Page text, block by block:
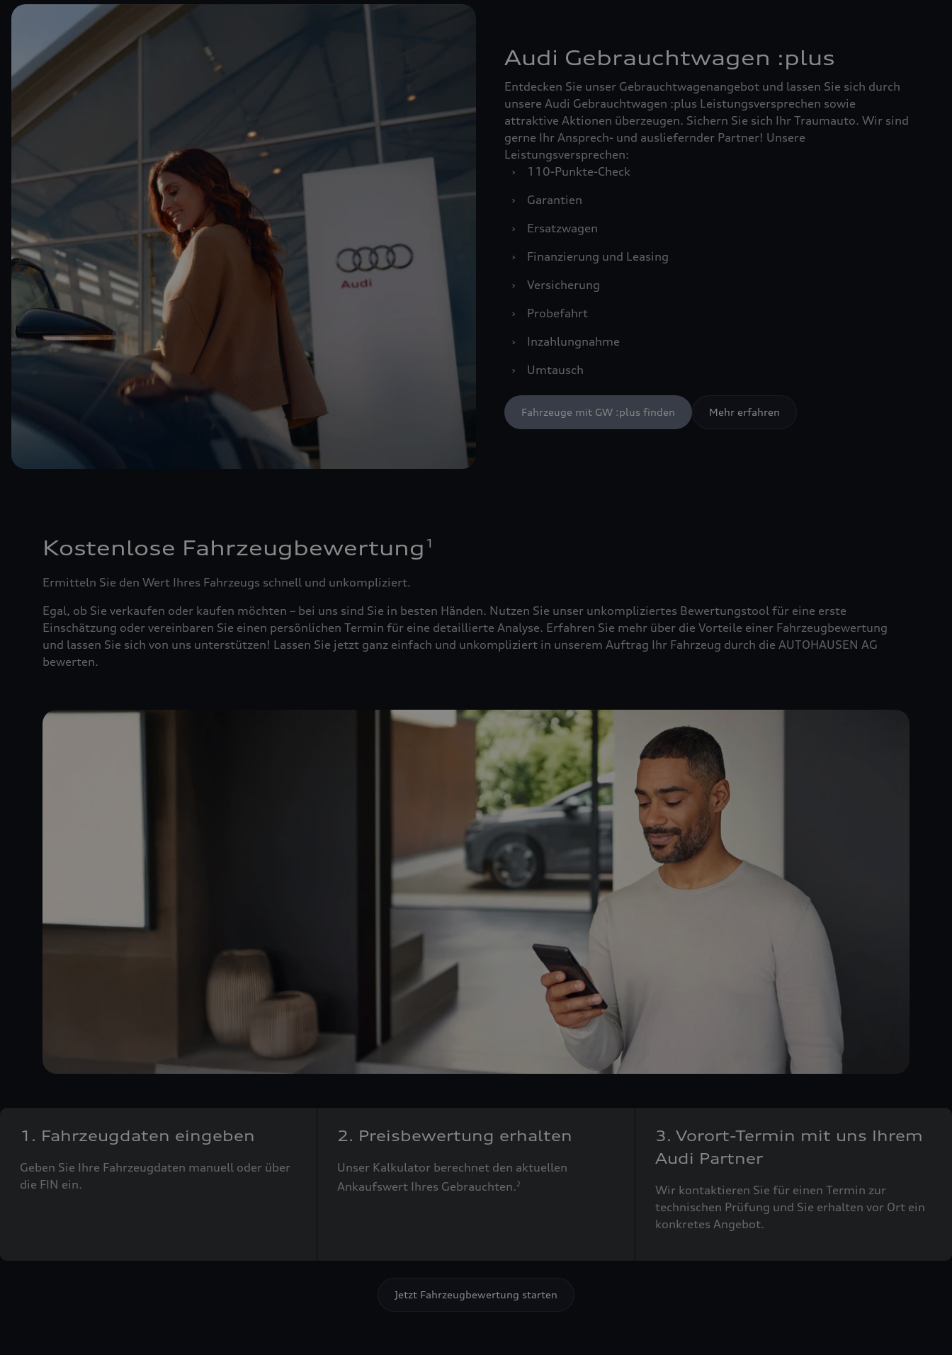
Audi Gebrauchtwagen :plus
Entdecken Sie unser Gebrauchtwagenangebot und lassen Sie sich durch
unsere Audi Gebrauchtwagen :plus Leistungsversprechen sowie
attraktive Aktionen überzeugen. Sichern Sie sich Ihr Traumauto. Wir sind
gerne Ihr Ansprech- und ausliefernder Partner! Unsere
Leistungsversprechen:
›
110-Punkte-Check
›
Garantien
›
Ersatzwagen
›
Finanzierung und Leasing
›
Versicherung
›
Probefahrt
›
Inzahlungnahme
›
Umtausch
Fahrzeuge mit GW :plus finden Mehr erfahren
Kostenlose Fahrzeugbewertung 1
Ermitteln Sie den Wert Ihres Fahrzeugs schnell und unkompliziert.
Egal, ob Sie verkaufen oder kaufen möchten – bei uns sind Sie in besten Händen. Nutzen Sie unser unkompliziertes Bewertungstool für eine erste
Einschätzung oder vereinbaren Sie einen persönlichen Termin für eine detaillierte Analyse. Erfahren Sie mehr über die Vorteile einer Fahrzeugbewertung
und lassen Sie sich von uns unterstützen! Lassen Sie jetzt ganz einfach und unkompliziert in unserem Auftrag Ihr Fahrzeug durch die AUTOHAUSEN AG
bewerten.
1. Fahrzeugdaten eingeben
Geben Sie Ihre Fahrzeugdaten manuell oder über
die FIN ein.
2. Preisbewertung erhalten
Unser Kalkulator berechnet den aktuellen
Ankaufswert Ihres Gebrauchten.2
3. Vorort-Termin mit uns Ihrem
Audi Partner
Wir kontaktieren Sie für einen Termin zur
technischen Prüfung und Sie erhalten vor Ort ein
konkretes Angebot.
Jetzt Fahrzeugbewertung starten